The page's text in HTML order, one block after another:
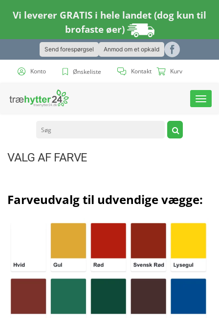
Vi leverer GRATIS i hele landet (dog kun til
brofaste øer)
Send forespørgsel Anmod om et opkald
Konto Ønskeliste Kontakt Kurv
VALG AF FARVE
Farveudvalg til udvendige vægge: